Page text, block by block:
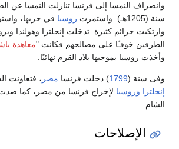
وانصراف النمسا إلى فرنسا تنازلت النمسا عن
سنة (1205هـ). واستمرت
روسيا في حربها،
وارتكبت جرائم كثيرة. تدخلت إنجلترا وهولندا
الطرفين خوفـًا على مصالحهم فكانت "معاهدة
وأخذت روسيا بموجبها بلاد القرم نهائيًا.
وفى سنة (1799) دخلت فرنسا مصر ، فتعاونت
إنجلترا وروسيا لإخراج فرنسا من مصر، كما
الشام.
الإصلاحات